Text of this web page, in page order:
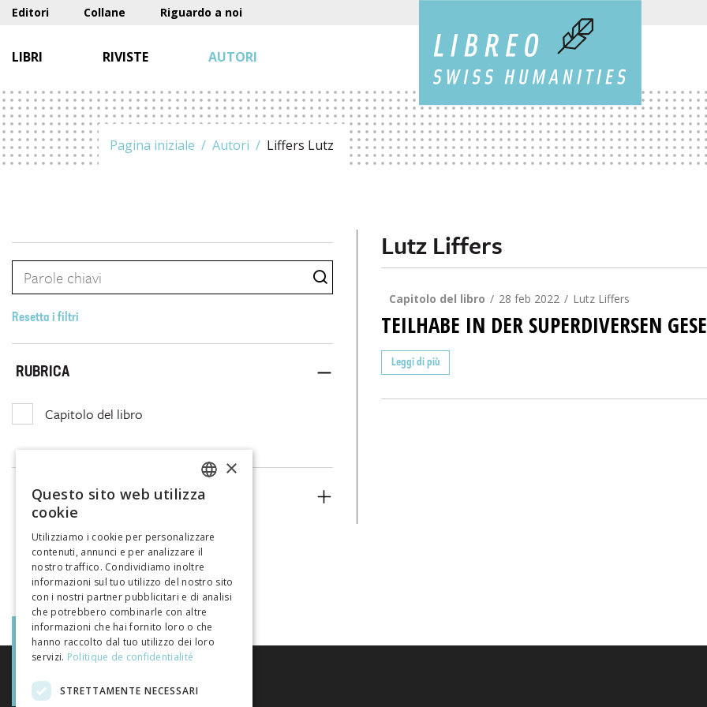
Editori Collane Riguardo a noi
LIBRI RIVISTE AUTORI
Pagina iniziale Autori Liffers Lutz
Resetta i filtri
RUBRICA
Capitolo del libro
ANNO
Lutz Liffers
Capitolo del libro 28 feb 2022 Lutz Liffers
TEILHABE IN DER SUPERDIVERSEN
Leggi di più
FRENCH
×
Questo sito web utilizza
cookie
Utilizziamo i cookie per personalizzare
contenuti, annunci e per analizzare il
nostro traffico. Condividiamo inoltre
informazioni sul tuo utilizzo del nostro sito
con i nostri partner pubblicitari e di analisi
che potrebbero combinarle con altre
informazioni che hai fornito loro o che
hanno raccolto dal tuo utilizzo dei loro
servizi. Politique de confidentialité
STRETTAMENTE NECESSARI